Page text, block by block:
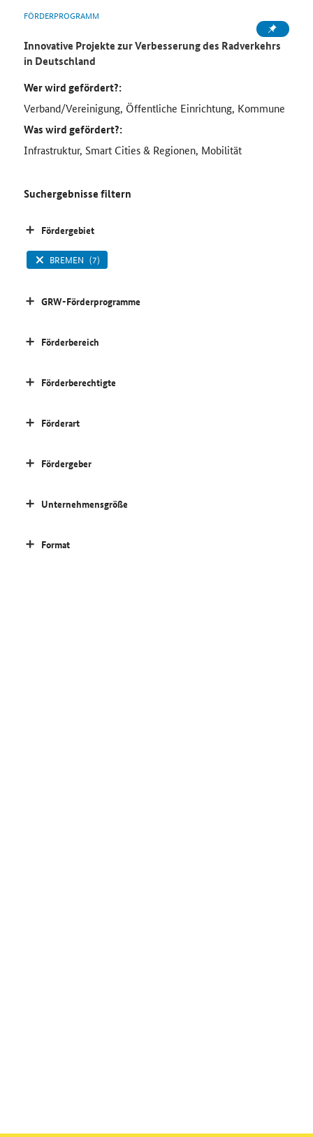
FÖRDERPROGRAMM
Innovative Projekte zur Verbesserung des Radverkehrs
in Deutschland
Wer wird gefördert?:
Verband/Vereinigung, Öffentliche Einrichtung, Kommune
Was wird gefördert?:
Infrastruktur, Smart Cities & Regionen, Mobilität
Suchergebnisse filtern
Fördergebiet
BREMEN (7)
GRW-Förderprogramme
Förderbereich
Förderberechtigte
Förderart
Fördergeber
Unternehmensgröße
Format